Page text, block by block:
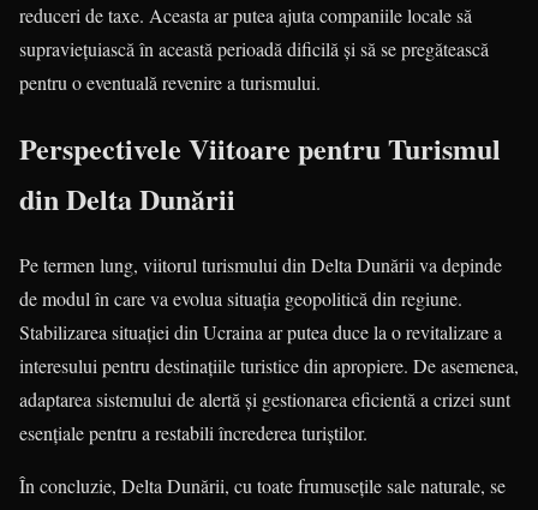
reduceri de taxe. Aceasta ar putea ajuta companiile locale să
supraviețuiască în această perioadă dificilă și să se pregătească
pentru o eventuală revenire a turismului.
Perspectivele Viitoare pentru Turismul
din Delta Dunării
Pe termen lung, viitorul turismului din Delta Dunării va depinde
de modul în care va evolua situația geopolitică din regiune.
Stabilizarea situației din Ucraina ar putea duce la o revitalizare a
interesului pentru destinațiile turistice din apropiere. De asemenea,
adaptarea sistemului de alertă și gestionarea eficientă a crizei sunt
esențiale pentru a restabili încrederea turiștilor.
În concluzie, Delta Dunării, cu toate frumusețile sale naturale, se